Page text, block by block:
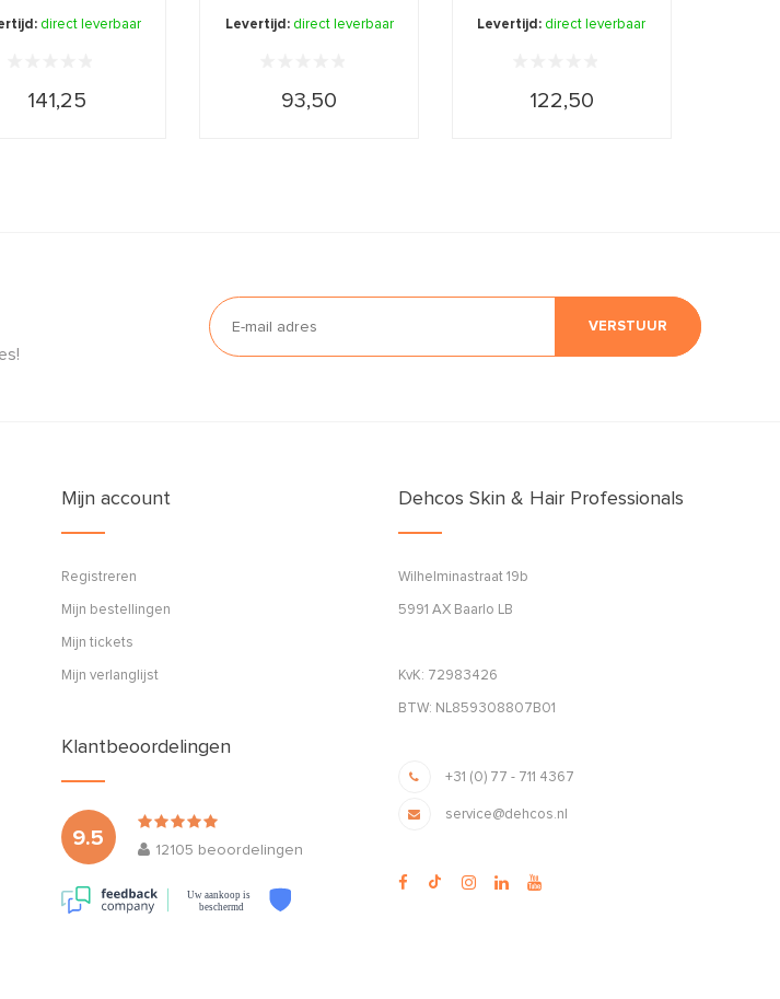
Day 5ml.
direct leverbaar
141,25
Revolution Night 5ml
Levertijd: direct leverbaar
93,50
Revolution Night 5ml
Levertijd: direct leverbaar
122,50
VERSTUUR
Mijn account
Registreren
Mijn bestellingen
Mijn tickets
Mijn verlanglijst
Klantbeoordelingen
9.5
12105 beoordelingen
Uw aankoop is
beschermd
Dehcos Skin & Hair Professionals
Wilhelminastraat 19b
5991 AX Baarlo LB
KvK: 72983426
BTW: NL859308807B01
+31 (0) 77 - 711 4367
service@dehcos.nl